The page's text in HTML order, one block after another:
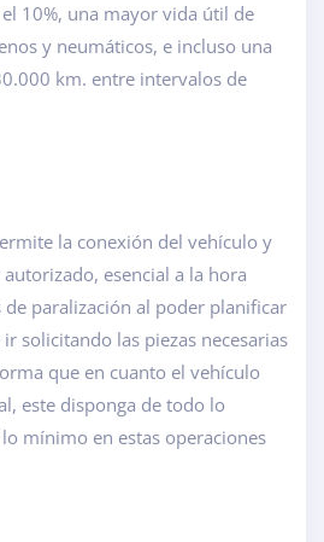
10%, una mayor vida útil de
y neumáticos, e incluso una
km. entre intervalos de
la conexión del vehículo y
esencial a la hora
paralización al poder planificar
solicitando las piezas necesarias
que en cuanto el vehículo
este disponga de todo lo
mínimo en estas operaciones